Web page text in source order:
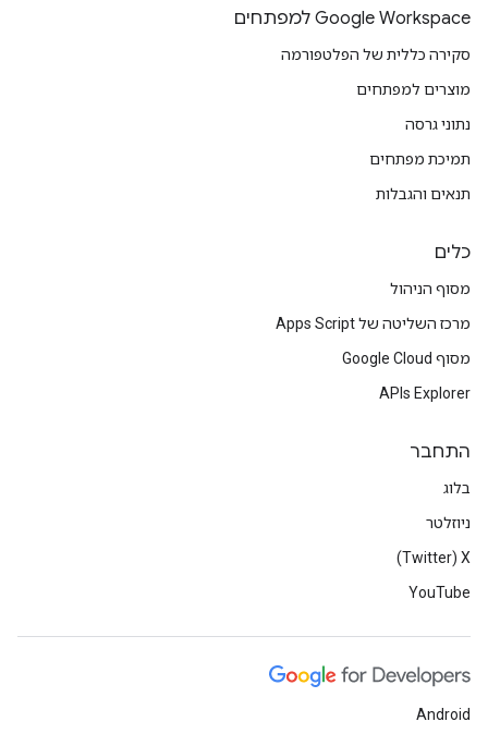
Google Workspace למפתחים
סקירה כללית של הפלטפורמה
מוצרים למפתחים
נתוני גרסה
תמיכת מפתחים
תנאים והגבלות
כלים
מסוף הניהול
מרכז השליטה של Apps Script
מסוף Google Cloud
APIs Explorer
התחבר
בלוג
ניוזלטר
X‏ (Twitter)
YouTube
Android